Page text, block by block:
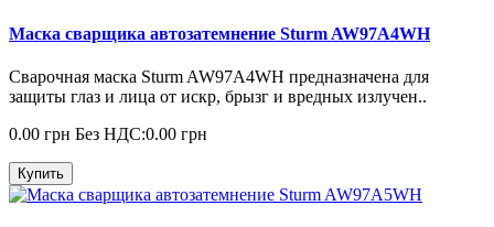
Маска сварщика автозатемнение Sturm AW97A4WH
Сварочная маска Sturm AW97A4WH предназначена для
защиты глаз и лица от искр, брызг и вредных излучен..
0.00 грн Без НДС:0.00 грн
Купить